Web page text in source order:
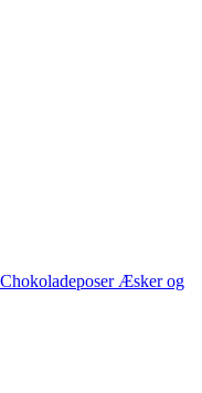
Chokoladeposer Æsker og